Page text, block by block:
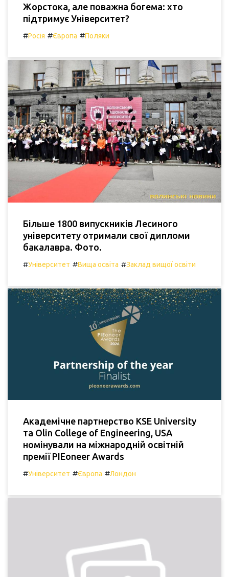
Жорстока, але поважна богема: хто
підтримує Університет?
#Росія #Європа #Поляки
Більше 1800 випускників Лесиного
університету отримали свої дипломи
бакалавра. Фото.
#Університет #Вища освіта #Заклад вищої освіти
Академічне партнерство KSE University
та Olin College of Engineering, USA
номінували на міжнародній освітній
премії PIEoneer Awards
#Університет #Європа #Лондон